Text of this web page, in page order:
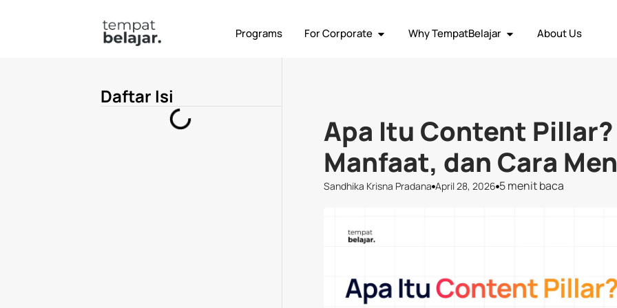
Programs For Corporate Why TempatBelajar About Us
Daftar Isi
Apa Itu Content
Manfaat, dan Cara
Sandhika Krisna Pradana April 28, 2026 5 menit baca